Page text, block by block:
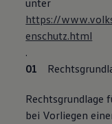
unter
https://
enschutz.html
.
Rechtsgrundlage
bei Vorliegen